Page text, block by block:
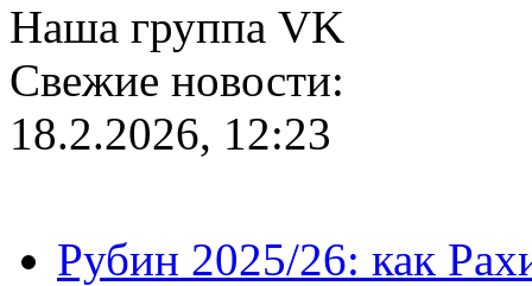
Наша группа VK
Свежие новости:
18.2.2026, 12:23
Рубин 2025/26: как